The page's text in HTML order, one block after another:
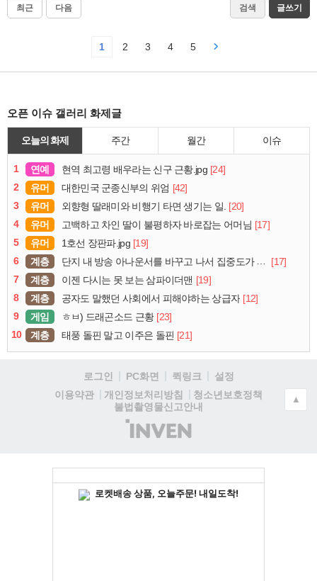
최근 다음 검색 글쓰기
1 2 3 4 5
오픈 이슈 갤러리 화제글
오늘의 화제 주간 월간 이슈
1 연예 현역 최고령 배우라는 신구 근황.jpg [24]
2
유머 대한민국 군종신부의 위엄 [42]
3
유머 외향형 딸래미와 비행기 타면 생기는 일. [20]
4
유머 고백하고 차인 딸이 불평하자 바로잡는 어머님 [17]
5
유머 1호선 장판파.jpg [19]
6
계층 단지 내 방송 아나운서를 바꾸고 나서 집중도가 확 올라갔다는 한 아파트의 안내방송
[17]
7
계층 이젠 다시는 못 보는 삼파이더맨 [19]
8
계층 공자도 말했던 사회에서 피해야하는 상급자 [12]
9
게임 ㅎㅂ) 드래곤소드 근황 [23]
10
계층 태풍 돌핀 말고 이주은 돌핀 [21]
로그인 PC화면 퀵링크
설정
이용약관
개인정보처리방침
청소년보호정책
불법촬영물신고안내
(주)
인
▲